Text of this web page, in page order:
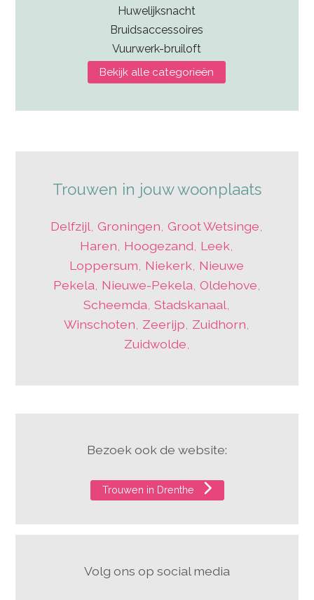
Huwelijksnacht
Bruidsaccessoires
Vuurwerk-bruiloft
Bekijk alle categorieën
Trouwen in jouw woonplaats
Delfzijl ,Groningen ,Groot Wetsinge
Haren Hoogezand Leek
Loppersum Niekerk Nieuwe
Pekela Nieuwe-Pekela Oldehove
Scheemda ,Stadskanaal
Winschoten Zeerijp Zuidhorn
Zuidwolde
Bezoek ook de website:
Trouwen in Drenthe
Volg ons op social media